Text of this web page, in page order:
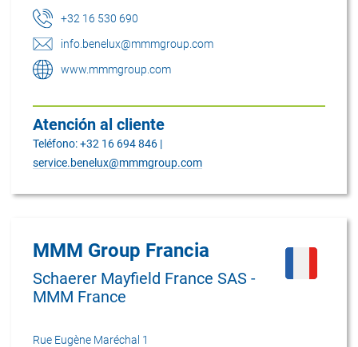
+32 16 530 690
info.benelux@mmmgroup.com
www.mmmgroup.com
Atención al cliente
Teléfono: +32 16 694 846 |
service.benelux@mmmgroup.com
MMM Group Francia
Schaerer Mayfield France SAS -
MMM France
Rue Eugène Maréchal 1